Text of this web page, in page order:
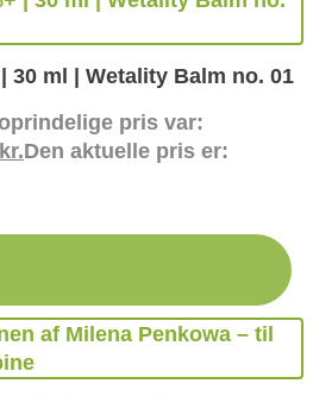
30 ml | Wetality Balm no. 01
pris var:
kr.Den aktuelle pris er: